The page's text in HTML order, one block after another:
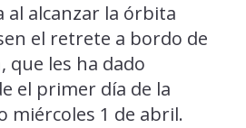
alcanzar la órbita
el retrete a bordo de
que les ha dado
el primer día de la
miércoles 1 de abril.